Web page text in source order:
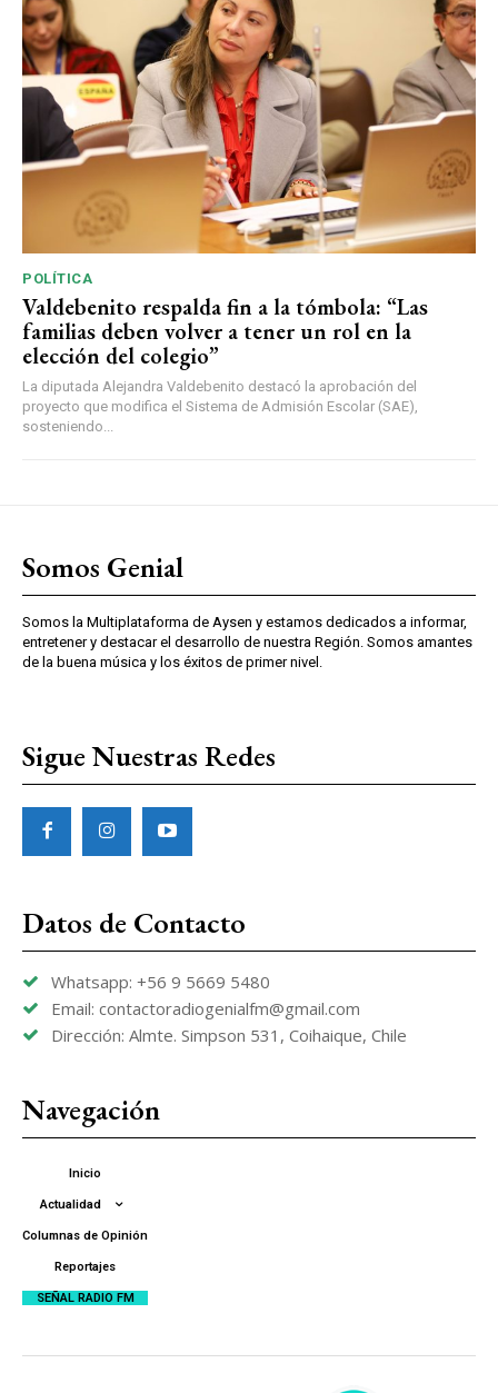
POLÍTICA
Valdebenito respalda fin a la tómbola: “Las
familias deben volver a tener un rol en la
elección del colegio”
La diputada Alejandra Valdebenito destacó la aprobación del
proyecto que modifica el Sistema de Admisión Escolar (SAE),
sosteniendo...
Somos Genial
Somos la Multiplataforma de Aysen y estamos dedicados a informar,
entretener y destacar el desarrollo de nuestra Región. Somos amantes
de la buena música y los éxitos de primer nivel.
Sigue Nuestras Redes
Datos de Contacto
Whatsapp: +56 9 5669 5480
Email: contactoradiogenialfm@gmail.com
Dirección: Almte. Simpson 531, Coihaique, Chile
Navegación
Inicio
Actualidad
Columnas de Opinión
Reportajes
SEÑAL RADIO FM